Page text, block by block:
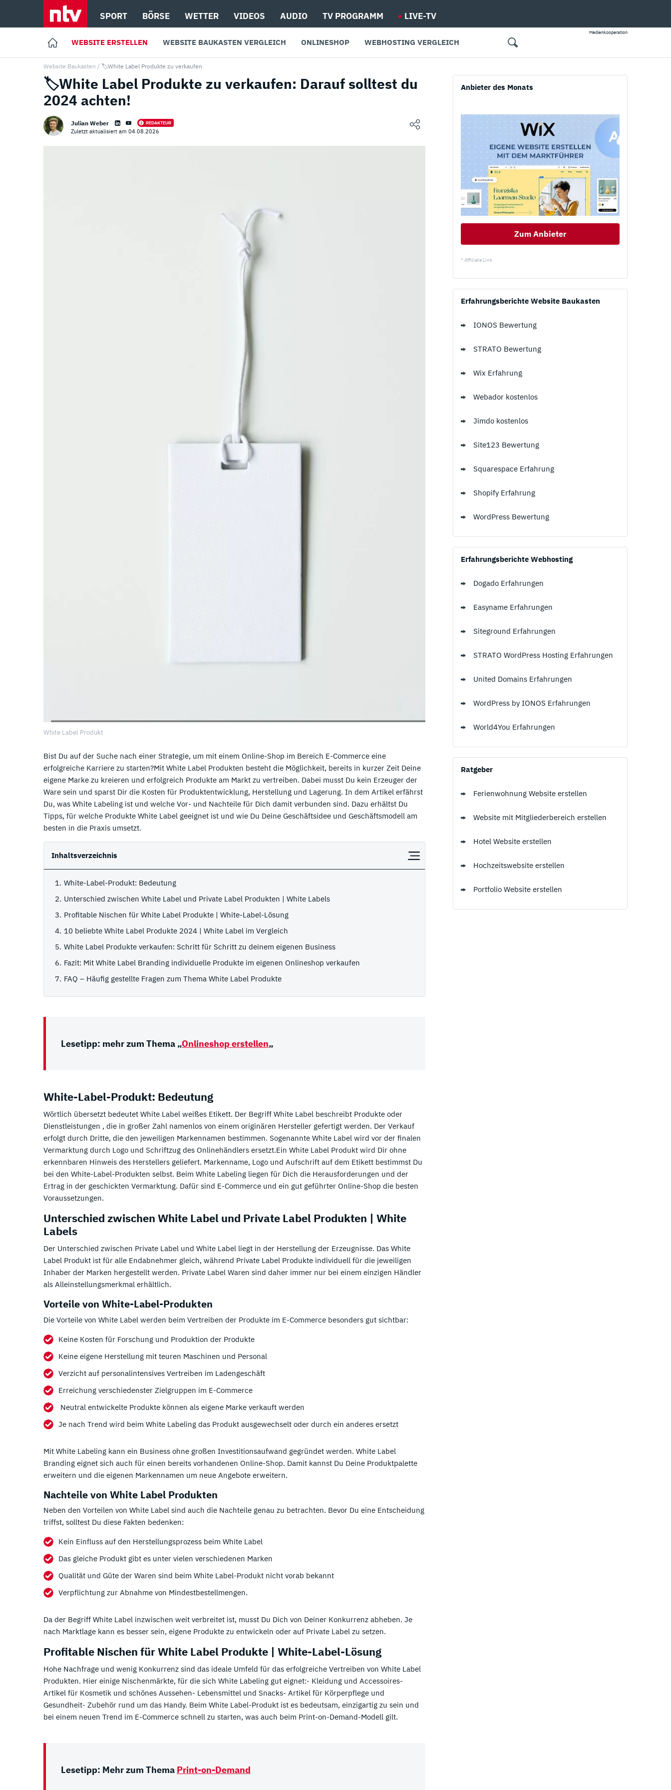
SPORT BÖRSE WETTER VIDEOS AUDIO TV PROGRAMM LIVE-TV
WEBSITE ERSTELLEN WEBSITE BAUKASTEN VERGLEICH ONLINESHOP WEBHOSTING VERGLEICH
Medienkooperation
Website Baukasten / 🏷️White Label Produkte zu verkaufen
🏷️White Label Produkte zu verkaufen: Darauf solltest du
2024 achten!
Julian Weber REDAKTEUR
Zuletzt aktualisiert am 04.08.2026
White Label Produkt
Bist Du auf der Suche nach einer Strategie, um mit einem Online-Shop im Bereich E-Commerce eine
erfolgreiche Karriere zu starten?Mit White Label Produkten besteht die Möglichkeit, bereits in kurzer Zeit Deine
eigene Marke zu kreieren und erfolgreich Produkte am Markt zu vertreiben. Dabei musst Du kein Erzeuger der
Ware sein und sparst Dir die Kosten für Produktentwicklung, Herstellung und Lagerung. In dem Artikel erfährst
Du, was White Labeling ist und welche Vor- und Nachteile für Dich damit verbunden sind. Dazu erhältst Du
Tipps, für welche Produkte White Label geeignet ist und wie Du Deine Geschäftsidee und Geschäftsmodell am
besten in die Praxis umsetzt.
Inhaltsverzeichnis
White-Label-Produkt: Bedeutung
Unterschied zwischen White Label und Private Label Produkten | White Labels
Profitable Nischen für White Label Produkte | White-Label-Lösung
10 beliebte White Label Produkte 2024 | White Label im Vergleich
White Label Produkte verkaufen: Schritt für Schritt zu deinem eigenen Business
Fazit: Mit White Label Branding individuelle Produkte im eigenen Onlineshop verkaufen
FAQ – Häufig gestellte Fragen zum Thema White Label Produkte
Lesetipp: mehr zum Thema „Onlineshop erstellen„
White-Label-Produkt: Bedeutung
Wörtlich übersetzt bedeutet White Label weißes Etikett. Der Begriff White Label beschreibt Produkte oder
Dienstleistungen , die in großer Zahl namenlos von einem originären Hersteller gefertigt werden. Der Verkauf
erfolgt durch Dritte, die den jeweiligen Markennamen bestimmen. Sogenannte White Label wird vor der finalen
Vermarktung durch Logo und Schriftzug des Onlinehändlers ersetzt.Ein White Label Produkt wird Dir ohne
erkennbaren Hinweis des Herstellers geliefert. Markenname, Logo und Aufschrift auf dem Etikett bestimmst Du
bei den White-Label-Produkten selbst. Beim White Labeling liegen für Dich die Herausforderungen und der
Ertrag in der geschickten Vermarktung. Dafür sind E-Commerce und ein gut geführter Online-Shop die besten
Voraussetzungen.
Unterschied zwischen White Label und Private Label Produkten | White
Labels
Der Unterschied zwischen Private Label und White Label liegt in der Herstellung der Erzeugnisse. Das White
Label Produkt ist für alle Endabnehmer gleich, während Private Label Produkte individuell für die jeweiligen
Inhaber der Marken hergestellt werden. Private Label Waren sind daher immer nur bei einem einzigen Händler
als Alleinstellungsmerkmal erhältlich.
Vorteile von White-Label-Produkten
Die Vorteile von White Label werden beim Vertreiben der Produkte im E-Commerce besonders gut sichtbar:
Keine Kosten für Forschung und Produktion der Produkte
Keine eigene Herstellung mit teuren Maschinen und Personal
Verzicht auf personalintensives Vertreiben im Ladengeschäft
Erreichung verschiedenster Zielgruppen im E-Commerce
Neutral entwickelte Produkte können als eigene Marke verkauft werden
Je nach Trend wird beim White Labeling das Produkt ausgewechselt oder durch ein anderes ersetzt
Mit White Labeling kann ein Business ohne großen Investitionsaufwand gegründet werden. White Label
Branding eignet sich auch für einen bereits vorhandenen Online-Shop. Damit kannst Du Deine Produktpalette
erweitern und die eigenen Markennamen um neue Angebote erweitern.
Nachteile von White Label Produkten
Neben den Vorteilen von White Label sind auch die Nachteile genau zu betrachten. Bevor Du eine Entscheidung
triffst, solltest Du diese Fakten bedenken:
Kein Einfluss auf den Herstellungsprozess beim White Label
Das gleiche Produkt gibt es unter vielen verschiedenen Marken
Qualität und Güte der Waren sind beim White Label-Produkt nicht vorab bekannt
Verpflichtung zur Abnahme von Mindestbestellmengen.
Da der Begriff White Label inzwischen weit verbreitet ist, musst Du Dich von Deiner Konkurrenz abheben. Je
nach Marktlage kann es besser sein, eigene Produkte zu entwickeln oder auf Private Label zu setzen.
Profitable Nischen für White Label Produkte | White-Label-Lösung
Hohe Nachfrage und wenig Konkurrenz sind das ideale Umfeld für das erfolgreiche Vertreiben von White Label
Produkten. Hier einige Nischenmärkte, für die sich White Labeling gut eignet:- Kleidung und Accessoires-
Artikel für Kosmetik und schönes Aussehen- Lebensmittel und Snacks- Artikel für Körperpflege und
Gesundheit- Zubehör rund um das Handy. Beim White Label-Produkt ist es bedeutsam, einzigartig zu sein und
bei einem neuen Trend im E-Commerce schnell zu starten, was auch beim Print-on-Demand-Modell gilt.
Lesetipp: Mehr zum Thema Print-on-Demand
Anbieter des Monats
Zum Anbieter
* Affiliate Link
Erfahrungsberichte Website Baukasten
IONOS Bewertung
STRATO Bewertung
Wix Erfahrung
Webador kostenlos
Jimdo kostenlos
Site123 Bewertung
Squarespace Erfahrung
Shopify Erfahrung
WordPress Bewertung
Erfahrungsberichte Webhosting
Dogado Erfahrungen
Easyname Erfahrungen
Siteground Erfahrungen
STRATO WordPress Hosting Erfahrungen
United Domains Erfahrungen
WordPress by IONOS Erfahrungen
World4You Erfahrungen
Ratgeber
Ferienwohnung Website erstellen
Website mit Mitgliederbereich erstellen
Hotel Website erstellen
Hochzeitswebsite erstellen
Portfolio Website erstellen